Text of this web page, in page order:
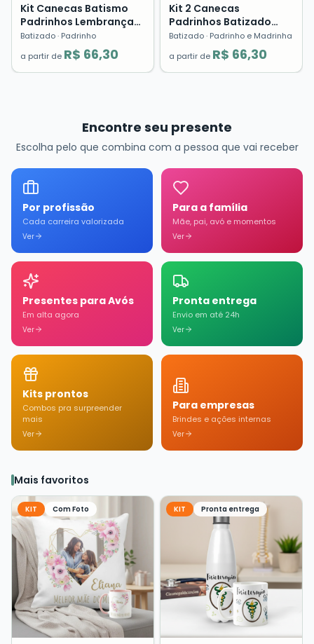
Kit Canecas Batismo
Padrinhos Lembrança
Dinda Dindo Presente
Cerâmica
Batizado· Padrinho
a partir de R$ 66,30
Kit 2 Canecas
Padrinhos Batizado
Crisma Lembrança
Presente Dindo Dinda
Batizado· Padrinho e Madrinha
a partir de R$ 66,30
Encontre seu presente
Escolha pelo que combina com a pessoa que vai receber
Por profissão
Cada carreira valorizada
Ver
Para a família
Mãe, pai, avó e momentos
Ver
Presentes para Avós
Em alta agora
Ver
Pronta entrega
Envio em até 24h
Ver
Kits prontos
Combos pra surpreender
mais
Ver
Para empresas
Brindes e ações internas
Ver
Mais favoritos
KIT Com Foto KIT Pronta entrega